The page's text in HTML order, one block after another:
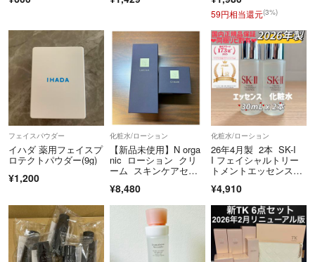
59円相当還元(3%)
フェイスパウダー
イハダ 薬用フェイスプ
ロテクトパウダー(9g)
¥1,200
化粧水/ローション
【新品未使用】N orga
nic ローション クリ
ーム スキンケアセッ
¥8,480
化粧水/ローション
26年4月製 2本 SK-I
I フェイシャルトリー
トメントエッセンス化
¥4,910